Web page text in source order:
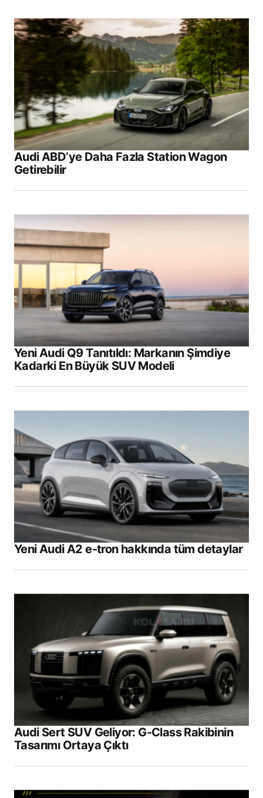
adım, e-posta adresim ve site adresim bu
tarayıcıya kaydedilsin.
Submit Comment
Audi ABD’ye Daha Fazla Station Wagon
Getirebilir
Yeni Audi Q9 Tanıtıldı: Markanın Şimdiye
Kadarki En Büyük SUV Modeli
Yeni Audi A2 e-tron hakkında tüm detaylar
Audi Sert SUV Geliyor: G-Class Rakibinin
Tasarımı Ortaya Çıktı